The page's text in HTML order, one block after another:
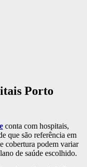
Porto
conta com hospitais,
que são referência em
cobertura podem variar
de saúde escolhido.